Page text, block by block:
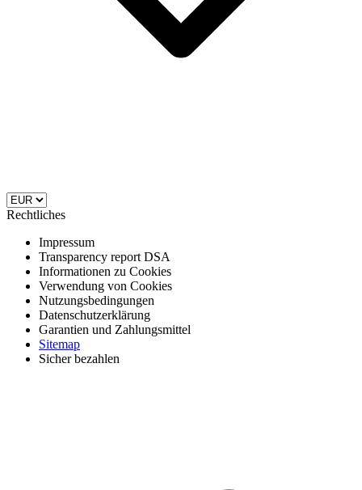
Rechtliches
Impressum
Transparency report DSA
Informationen zu Cookies
Verwendung von Cookies
Nutzungsbedingungen
Datenschutzerklärung
Garantien und Zahlungsmittel
Sitemap
Sicher bezahlen